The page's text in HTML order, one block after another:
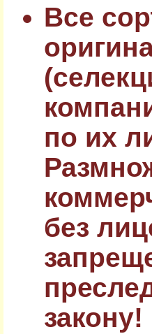
Все
по их
без
закону!